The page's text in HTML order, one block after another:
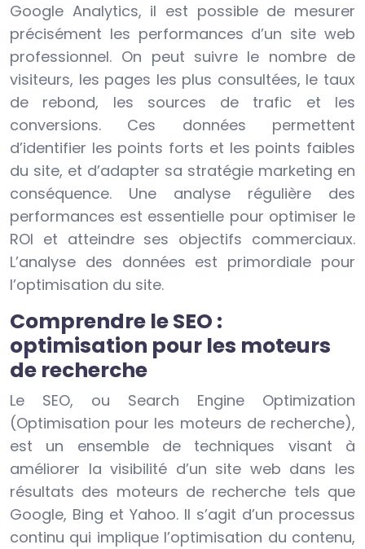
Google Analytics, il est possible de mesurer
précisément les performances d’un site web
professionnel. On peut suivre le nombre de
visiteurs, les pages les plus consultées, le taux
de rebond, les sources de trafic et les
conversions. Ces données permettent
d’identifier les points forts et les points faibles
du site, et d’adapter sa stratégie marketing en
conséquence. Une analyse régulière des
performances est essentielle pour optimiser le
ROI et atteindre ses objectifs commerciaux.
L’analyse des données est primordiale pour
l’optimisation du site.
Comprendre le SEO :
optimisation pour les moteurs
de recherche
Le SEO, ou Search Engine Optimization
(Optimisation pour les moteurs de recherche),
est un ensemble de techniques visant à
améliorer la visibilité d’un site web dans les
résultats des moteurs de recherche tels que
Google, Bing et Yahoo. Il s’agit d’un processus
continu qui implique l’optimisation du contenu,